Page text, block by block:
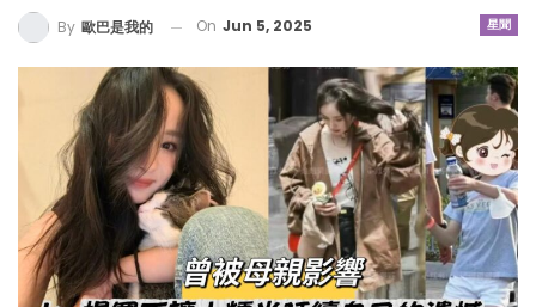
星聞
By 歐巴是我的 On Jun 5, 2025